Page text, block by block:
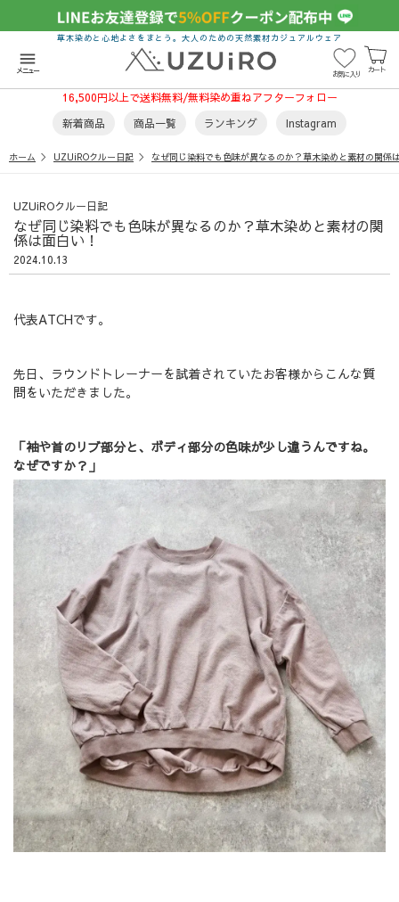
menu
メニュー お気に入り カート
草木染めと心地よさをまとう。大人のための天然素材カジュアルウェア
16,500円以上で送料無料/無料染め重ねアフターフォロー
新着商品
商品一覧 ランキング Instagram
ホーム UZUiROクルー日記 なぜ同じ染料でも色味が異なるのか？草木染めと素材の関係
UZUiROクルー日記
なぜ同じ染料でも色味が異なるのか？草木染めと素材の関
係は面白い！
2024.10.13
代表ATCHです。
先日、ラウンドトレーナーを試着されていたお客様からこんな質
問をいただきました。
「袖や首のリブ部分と、ボディ部分の色味が少し違うんですね。
なぜですか？」